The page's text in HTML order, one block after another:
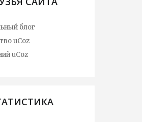
блог
uCoz
uCoz